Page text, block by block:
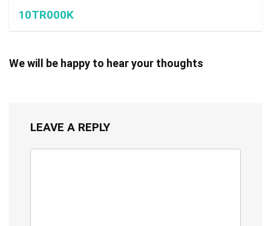
10TR000K
We will be happy to hear your thoughts
LEAVE A REPLY